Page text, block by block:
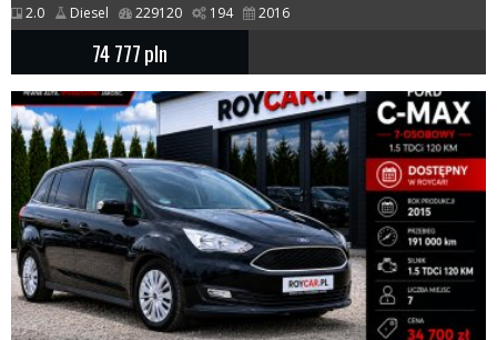
2.0 Diesel 229120 194 2016
74 777pln